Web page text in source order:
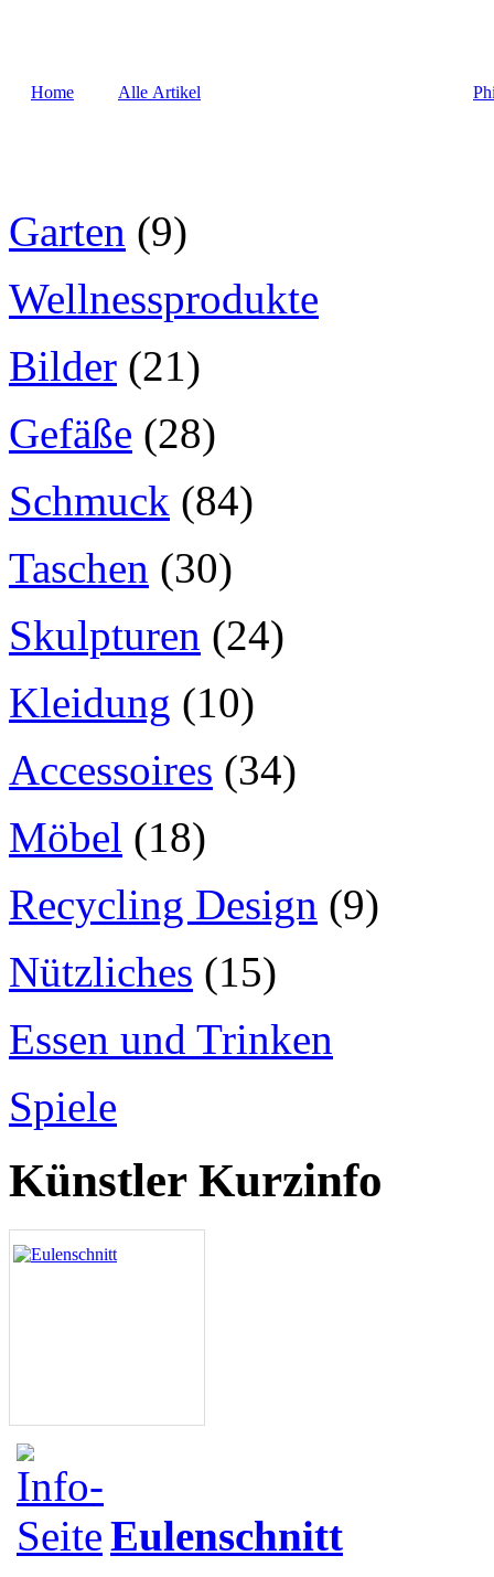
Home Alle Artikel
Garten (9)
Wellnessprodukte
Bilder (21)
Gefäße (28)
Schmuck (84)
Taschen (30)
Skulpturen (24)
Kleidung (10)
Accessoires (34)
Möbel (18)
Recycling Design (9)
Nützliches (15)
Essen und Trinken
Spiele
Künstler Kurzinfo
Eulenschnitt